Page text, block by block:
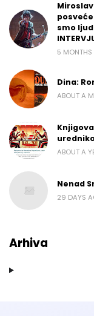
smo
5
Dina:
ABOUT A
ABOUT A
Nenad
29 DAYS
Arhiva